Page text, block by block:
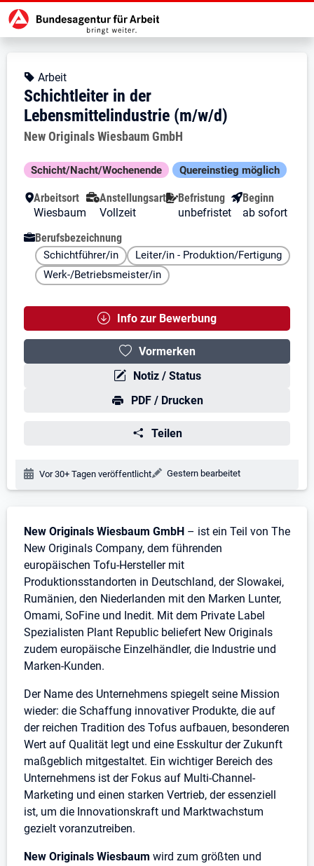
Zur Jobsuche Startseite
Stellendetails zu: Schichtleiter
Schichtleiter in der
Schichtleiter in der
Kopfbereich
Angebotsart:
Arbeit
Schichtleiter in der
Lebensmittelindustrie (m/w/d)
Arbeitgeber:
New Originals Wiesbaum GmbH
Besondere Merkmale
Schicht/Nacht/Wochenende Quereinstieg möglich
Arbeitsort
Wiesbaum
Anstellungsart
Vollzeit
Befristung
unbefristet
Beginn
ab sofort
Berufsbezeichnung
Schichtführer/in
Leiter/in - Produktion/Fertigung
Werk-/Betriebsmeister/in
Info zur Bewerbung
Vormerken
Notiz / Status
PDF / Drucken
Teilen
Veröffentlichungsdatum:
Vor 30+ Tagen veröffentlicht Änderungsdatum:
Gestern bearbeitet
Stellenbeschreibung
New Originals Wiesbaum GmbH – ist ein Teil von The
New Originals Company, dem führenden
europäischen Tofu-Hersteller mit
Produktionsstandorten in Deutschland, der Slowakei,
Rumänien, den Niederlanden mit den Marken Lunter,
Omami, SoFine und Inedit. Mit dem Private Label
Spezialisten Plant Republic beliefert New Originals
zudem europäische Einzelhändler, die Industrie und
Marken-Kunden.
Der Name des Unternehmens spiegelt seine Mission
wieder: die Schaffung innovativer Produkte, die auf
der reichen Tradition des Tofus aufbauen, besonderen
Wert auf Qualität legt und eine Esskultur der Zukunft
maßgeblich mitgestaltet. Ein wichtiger Bereich des
Unternehmens ist der Fokus auf Multi-Channel-
Marketing und einen starken Vertrieb, der essenziell
ist, um die Innovationskraft und Marktwachstum
gezielt voranzutreiben.
New Originals Wiesbaum wird zum größten und